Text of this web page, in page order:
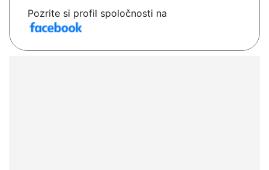
Pozrite si profil spoločnosti na